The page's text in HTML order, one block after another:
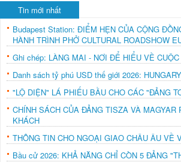
Tin mới nhất
Budapest Station: ĐIỂM HẸN CỦA CỘNG
HÀNH TRÌNH PHỞ CULTURAL ROADSHOW
Ghi chép: LÀNG MAI - NƠI ĐỂ HIỂU VỀ
Danh sách tỷ phú USD thế giới 2026:
"LỘ DIỆN" LÁ PHIẾU BẦU CHO CÁC "ĐẢNG
CHÍNH SÁCH CỦA ĐẢNG TISZA VÀ
KHÁCH
THÔNG TIN CHO NGOẠI GIAO CHÂU ÂU VỀ
Bầu cử 2026: KHẢ NĂNG CHỈ CÒN 5 ĐẢNG